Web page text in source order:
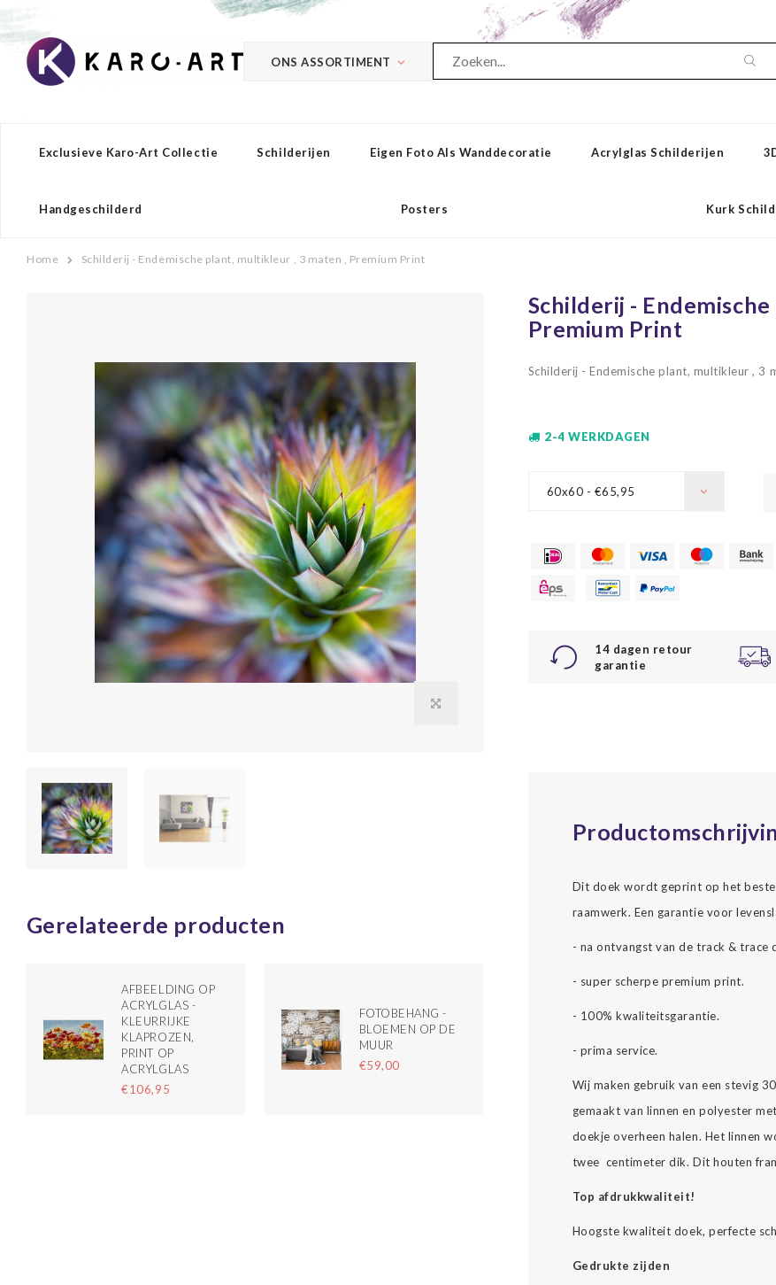
ONS ASSORTIMENT
Exclusieve Karo-Art Collectie Schilderijen Eigen Foto Als Wanddecoratie Acrylglas Schilderijen
Handgeschilderd Posters Kurk
Home Schilderij - Endemische plant, multikleur , 3 maten , Premium Print
Gerelateerde producten
AFBEELDING OP
ACRYLGLAS -
KLEURRIJKE
KLAPROZEN,
PRINT OP
ACRYLGLAS
€106,95
FOTOBEHANG -
BLOEMEN OP DE
MUUR
€59,00
Schilderij -
Premium Print
Schilderij - Endemische plant, multikleur , 3
2-4 WERKDAGEN
60x60 - €65,95
14 dagen retour
garantie
Dit doek wordt geprint op het beste
raamwerk. Een garantie voor
- na ontvangst van de track & trace
- super scherpe premium print.
- 100% kwaliteitsgarantie.
- prima service.
Wij maken gebruik van een stevig
gemaakt van linnen en polyester
doekje overheen halen. Het linnen
twee centimeter dik. Dit houten
Top afdrukkwaliteit!
Hoogste kwaliteit doek, perfecte
Gedrukte zijden